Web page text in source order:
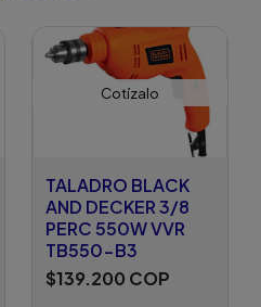
Cotízalo
TALADRO BLACK
AND DECKER 3/8
PERC 550W VVR
TB550-B3
$139.200 COP